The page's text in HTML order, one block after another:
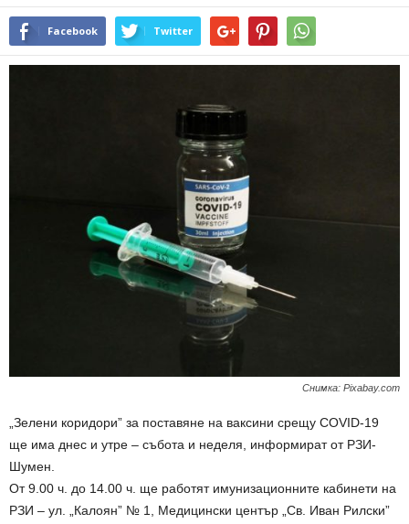
Facebook Twitter
Снимка: Pixabay.com
„Зелени коридори” за поставяне на ваксини срещу COVID-19
ще има днес и утре – събота и неделя, информират от РЗИ-
Шумен.
От 9.00 ч. до 14.00 ч. ще работят имунизационните кабинети на
РЗИ – ул. „Калоян” № 1, Медицински център „Св. Иван Рилски”